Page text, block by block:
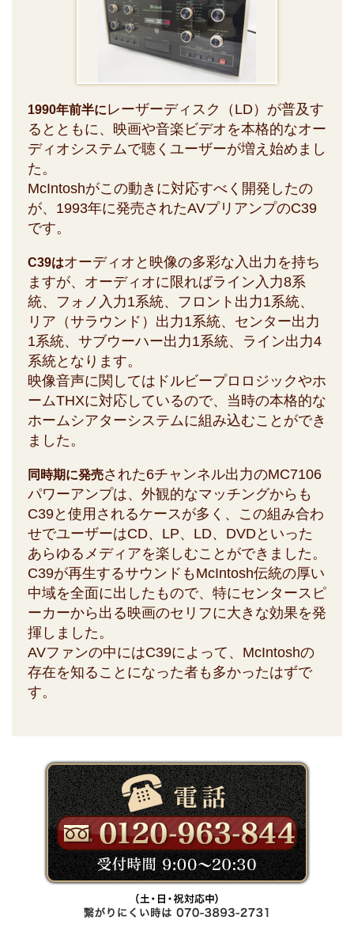
1990年前半にレーザーディスク（LD）が普及す
るとともに、映画や音楽ビデオを本格的なオー
ディオシステムで聴くユーザーが増え始めまし
た。
McIntoshがこの動きに対応すべく開発したの
が、1993年に発売されたAVプリアンプのC39
です。
C39はオーディオと映像の多彩な入出力を持ち
ますが、オーディオに限ればライン入力8系
統、フォノ入力1系統、フロント出力1系統、
リア（サラウンド）出力1系統、センター出力
1系統、サブウーハー出力1系統、ライン出力4
系統となります。
映像音声に関してはドルビープロロジックやホ
ームTHXに対応しているので、当時の本格的な
ホームシアターシステムに組み込むことができ
ました。
同時期に発売された6チャンネル出力のMC7106
パワーアンプは、外観的なマッチングからも
C39と使用されるケースが多く、この組み合わ
せでユーザーはCD、LP、LD、DVDといった
あらゆるメディアを楽しむことができました。
C39が再生するサウンドもMcIntosh伝統の厚い
中域を全面に出したもので、特にセンタースピ
ーカーから出る映画のセリフに大きな効果を発
揮しました。
AVファンの中にはC39によって、McIntoshの
存在を知ることになった者も多かったはずで
す。